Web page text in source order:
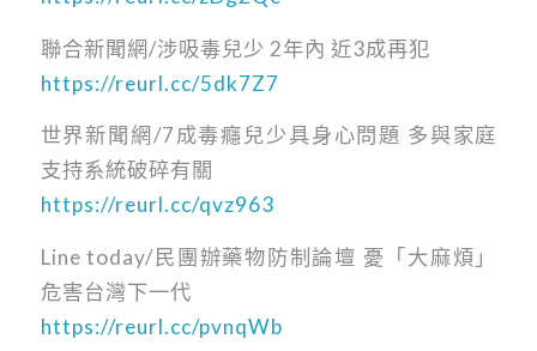
聯合新聞網/涉吸毒兒少 2年內 近3成再犯
https://reurl.cc/5dk7Z7
世界新聞網/7成毒癮兒少具身心問題 多與家庭
支持系統破碎有關
https://reurl.cc/qvz963
Line today/民團辦藥物防制論壇 憂「大麻煩」
危害台灣下一代
https://reurl.cc/pvnqWb